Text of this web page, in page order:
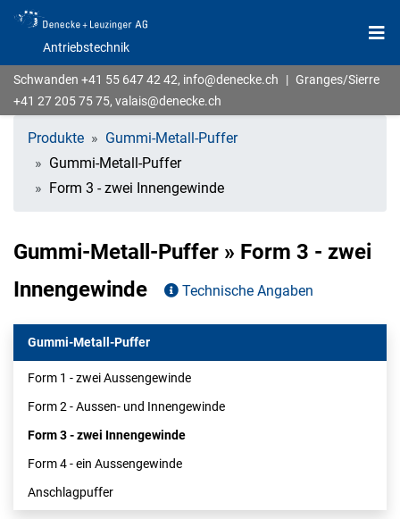
Antriebstechnik
Schwanden +41 55 647 42 42, info@denecke.ch | Granges/Sierre
+41 27 205 75 75, valais@denecke.ch
Produkte
Gummi-Metall-Puffer
Gummi-Metall-Puffer
Form 3 - zwei Innengewinde
Gummi-Metall-Puffer » Form 3 - zwei
Innengewinde
Technische Angaben
Gummi-Metall-Puffer
Form 1 - zwei Aussengewinde
Form 2 - Aussen- und Innengewinde
Form 3 - zwei Innengewinde
Form 4 - ein Aussengewinde
Anschlagpuffer